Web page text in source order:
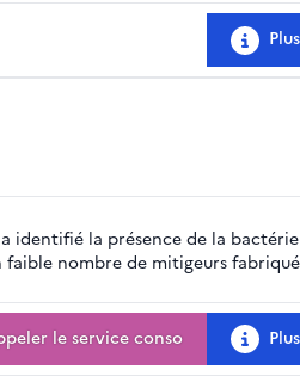
a identifié la présence de la
faible nombre de mitigeurs
le service conso